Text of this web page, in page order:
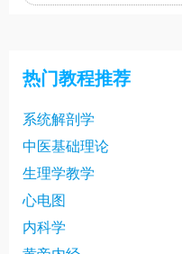
热门教程推荐
系统解剖学
中医基础理论
生理学教学
心电图
内科学